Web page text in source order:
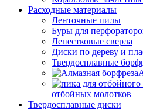
Расходные материалы
Ленточные пилы
Буры для
Лепестковые сверла
Диски по дереву и
Твердосплавные
отбойных молотков
Твердосплавные диски